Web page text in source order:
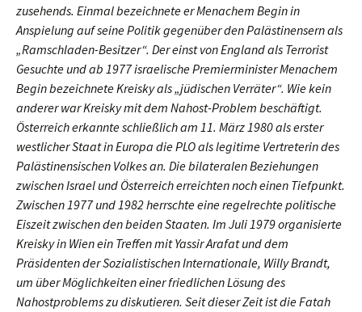
zusehends. Einmal bezeichnete er Menachem Begin in
Anspielung auf seine Politik gegenüber den Palästinensern als
„Ramschladen-Besitzer“. Der einst von England als Terrorist
Gesuchte und ab 1977 israelische Premierminister Menachem
Begin bezeichnete Kreisky als „jüdischen Verräter“. Wie kein
anderer war Kreisky mit dem Nahost-Problem beschäftigt.
Österreich erkannte schließlich am 11. März 1980 als erster
westlicher Staat in Europa die PLO als legitime Vertreterin des
Palästinensischen Volkes an. Die bilateralen Beziehungen
zwischen Israel und Österreich erreichten noch einen Tiefpunkt.
Zwischen 1977 und 1982 herrschte eine regelrechte politische
Eiszeit zwischen den beiden Staaten. Im Juli 1979 organisierte
Kreisky in Wien ein Treffen mit Yassir Arafat und dem
Präsidenten der Sozialistischen Internationale, Willy Brandt,
um über Möglichkeiten einer friedlichen Lösung des
Nahostproblems zu diskutieren. Seit dieser Zeit ist die Fatah